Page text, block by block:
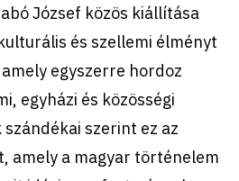
József közös kiállítása
és szellemi élményt
egyszerre hordoz
egyházi és közösségi
szerint ez az
amely a magyar történelem